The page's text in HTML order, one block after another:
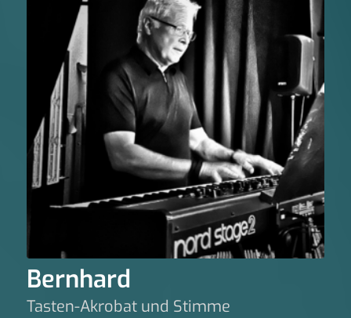
Bernhard
Tasten-Akrobat und Stimme